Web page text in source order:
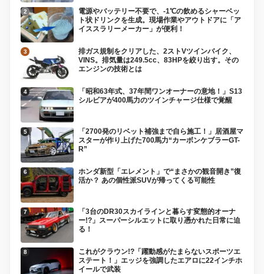
電源やバッテリー不要で、-1℃の飲めるシャーベッ
ト状ドリンクを生成。現場作業やアウトドアに「ア
イススラリーメーカー」が便利！
排ガス規制をクリアした、2ストVツインバイク、
VINS。排気量は249.5cc、83HPを絞り出す。その
エンジンの技術とは
「昭和63年式、37年間ワンオーナーの意地！」S13
シルビアが400馬力のツインチャージ仕様で覚醒
「2700発のリベット補強まで自ら施工！」居酒屋マ
スターが作り上げた700馬力“カーボンケブラーGT-
R”
ホンダ新型「エレメント」で“まさかの観音開き”復
活か？ あの個性派SUVが帰ってくる可能性
「3台のDR30スカイラインと暮らす変態的オーナ
ー!?」スーパーシルエットに取り憑かれた日常に迫
る！
これがクラウン!?「躍動感がたまらないスポーツエ
ステート！」エッジを強調したエアロに22インチホ
イールで武装